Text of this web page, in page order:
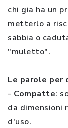
chi gia ha un
metterlo a
sabbia o
"muletto".
Le parole per
- Compatte:
da dimensioni
d'uso.